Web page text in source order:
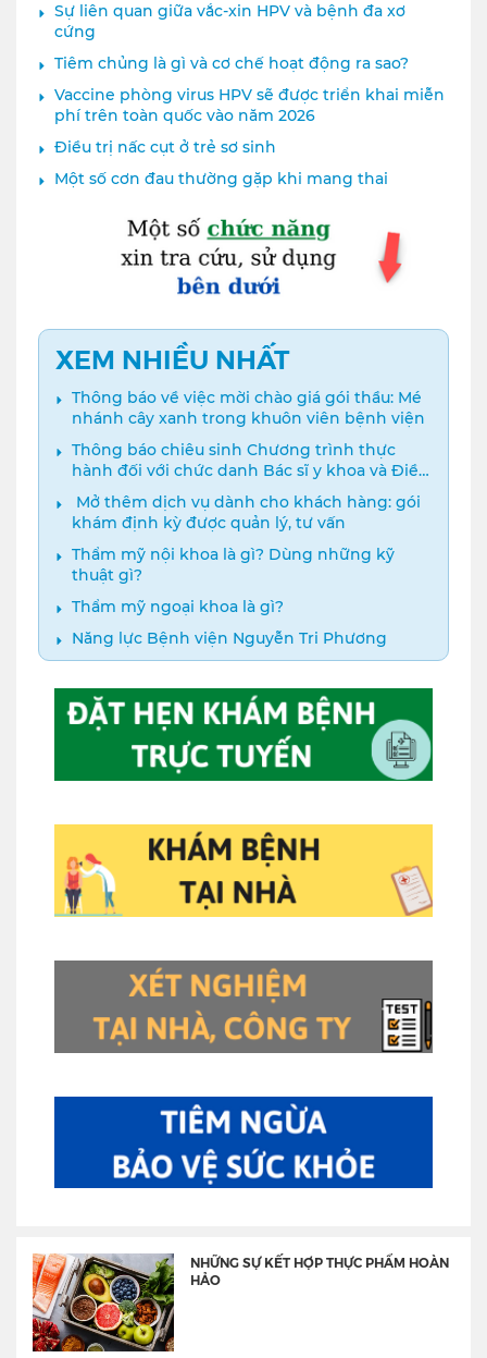
Sự liên quan giữa vắc-xin HPV và bệnh đa xơ
cứng
Tiêm chủng là gì và cơ chế hoạt động ra sao?
Vaccine phòng virus HPV sẽ được triển khai miễn
phí trên toàn quốc vào năm 2026
Điều trị nấc cụt ở trẻ sơ sinh
Một số cơn đau thường gặp khi mang thai
XEM NHIỀU NHẤT
Thông báo về việc mời chào giá gói thầu: Mé
nhánh cây xanh trong khuôn viên bệnh viện
Thông báo chiêu sinh Chương trình thực
hành đối với chức danh Bác sĩ y khoa và Điều
dưỡng năm 2024
️ Mở thêm dịch vụ dành cho khách hàng: gói
khám định kỳ được quản lý, tư vấn
Thẩm mỹ nội khoa là gì? Dùng những kỹ
thuật gì?
Thẩm mỹ ngoại khoa là gì?
Năng lực Bệnh viện Nguyễn Tri Phương
NHỮNG SỰ KẾT HỢP THỰC PHẨM HOÀN
HẢO